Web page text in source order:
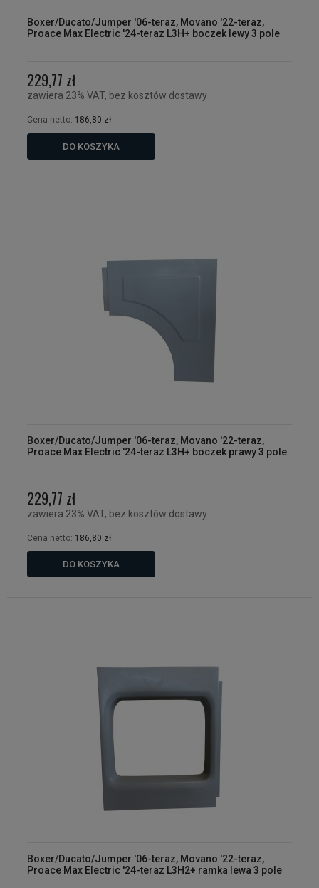
Boxer/Ducato/Jumper '06-teraz, Movano '22-teraz,
Proace Max Electric '24-teraz L3H+ boczek lewy 3 pole
229,77 zł
zawiera 23% VAT, bez kosztów dostawy
Cena netto: 186,80 zł
DO KOSZYKA
Boxer/Ducato/Jumper '06-teraz, Movano '22-teraz,
Proace Max Electric '24-teraz L3H+ boczek prawy 3 pole
229,77 zł
zawiera 23% VAT, bez kosztów dostawy
Cena netto: 186,80 zł
DO KOSZYKA
Boxer/Ducato/Jumper '06-teraz, Movano '22-teraz,
Proace Max Electric '24-teraz L3H2+ ramka lewa 3 pole